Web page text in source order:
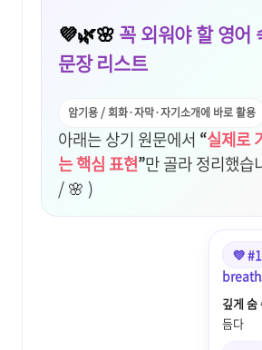
💜🌿🌸꼭 외워야 할 영어
문장 리스트
암기용 / 회화·자막·자기소개에 바로 활용
아래는 상기 원문에서 “실제로
는 핵심 표현”만 골라 정리했
/ 🌸 )
💜 #1
깊게 숨
듬다